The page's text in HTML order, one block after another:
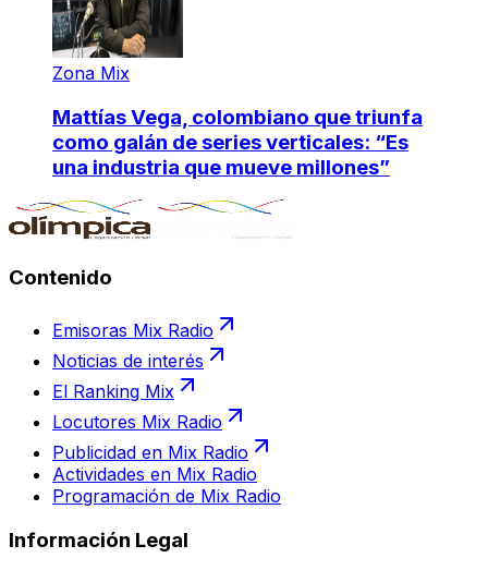
Zona Mix
Mattías Vega, colombiano que triunfa
como galán de series verticales: “Es
una industria que mueve millones”
Contenido
Emisoras Mix Radio
Noticias de interés
El Ranking Mix
Locutores Mix Radio
Publicidad en Mix Radio
Actividades en Mix Radio
Programación de Mix Radio
Información Legal